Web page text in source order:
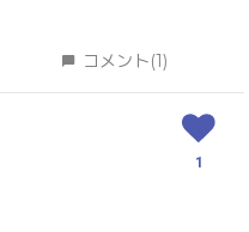
コメント(1)
1